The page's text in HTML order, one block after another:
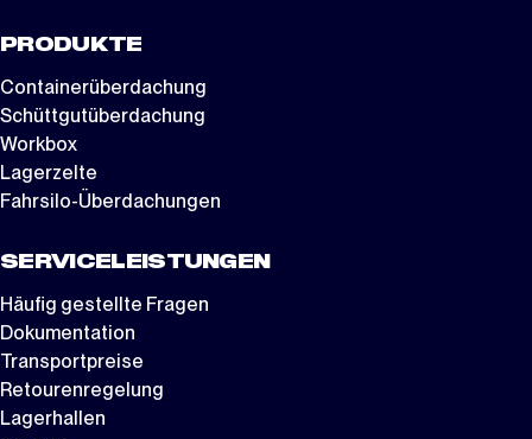
PRODUKTE
Containerüberdachung
Schüttgutüberdachung
Workbox
Lagerzelte
Fahrsilo-Überdachungen
SERVICELEISTUNGEN
Häufig gestellte Fragen
Dokumentation
Transportpreise
Retourenregelung
Lagerhallen